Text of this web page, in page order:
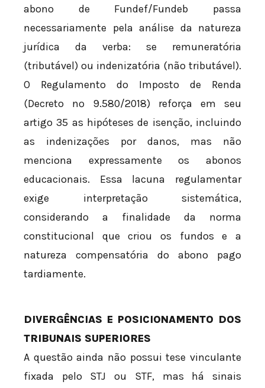
abono de Fundef/Fundeb passa
necessariamente pela análise da natureza
jurídica da verba: se remuneratória
(tributável) ou indenizatória (não tributável).
O Regulamento do Imposto de Renda
(Decreto nº 9.580/2018) reforça em seu
artigo 35 as hipóteses de isenção, incluindo
as indenizações por danos, mas não
menciona expressamente os abonos
educacionais. Essa lacuna regulamentar
exige interpretação sistemática,
considerando a finalidade da norma
constitucional que criou os fundos e a
natureza compensatória do abono pago
tardiamente.
DIVERGÊNCIAS E POSICIONAMENTO DOS
TRIBUNAIS SUPERIORES
A questão ainda não possui tese vinculante
fixada pelo STJ ou STF, mas há sinais